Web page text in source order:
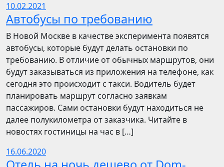
10.02.2021
Автобусы по требованию
В Новой Москве в качестве эксперимента появятся
автобусы, которые будут делать остановки по
требованию. В отличие от обычных маршрутов, они
будут заказываться из приложения на телефоне, как
сегодня это происходит с такси. Водитель будет
планировать маршрут согласно заявкам
пассажиров. Сами остановки будут находиться не
далее полукилометра от заказчика. Читайте в
новостях гостиницы на час в […]
16.06.2020